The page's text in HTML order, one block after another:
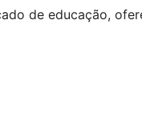
de educação,